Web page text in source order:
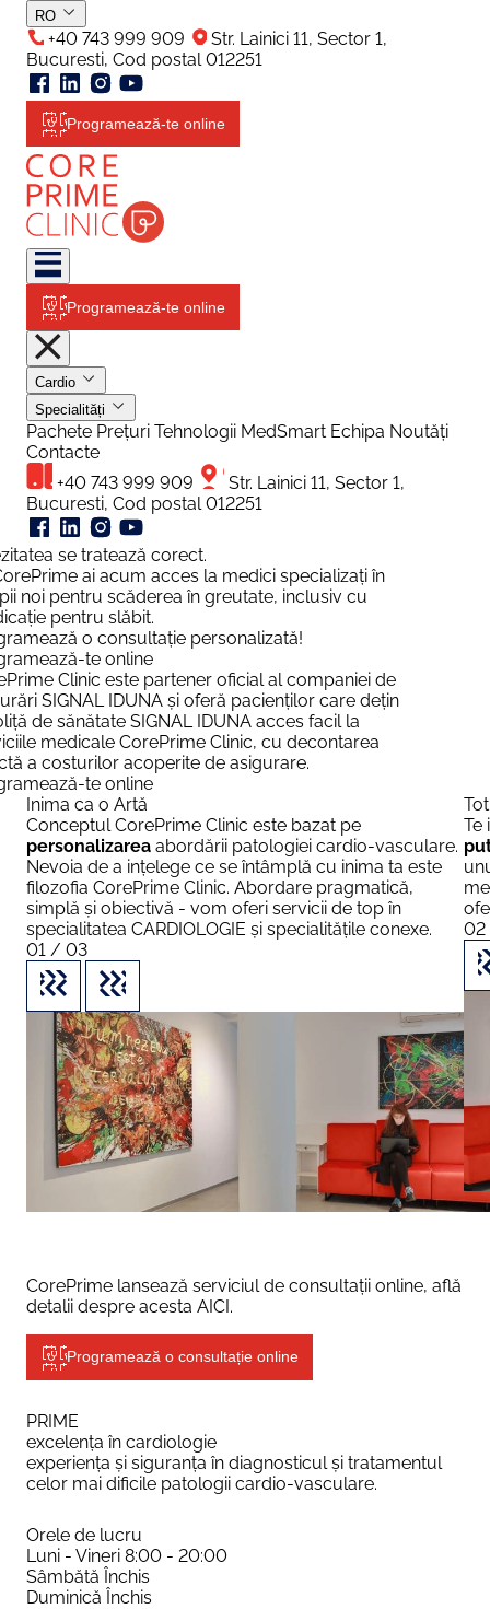
RO
+40 743 999 909
Str. Lainici 11, Sector 1,
Bucuresti, Cod postal 012251
Programează-te online
Programează-te online
Cardio
Specialități
Pachete Prețuri Tehnologii MedSmart Echipa Noutăți
Contacte
+40 743 999 909
Str. Lainici 11, Sector 1,
Bucuresti, Cod postal 012251
se tratează corect.
ai acum acces la medici specializați în
noi pentru scăderea în greutate, inclusiv cu
pentru slăbit.
o consultație personalizată!
te online
Clinic este partener oficial al companiei de
SIGNAL IDUNA și oferă pacienților care dețin
de sănătate SIGNAL IDUNA acces facil la
medicale CorePrime Clinic, cu decontarea
a costurilor acoperite de asigurare.
te online
Inima ca o Artă
Conceptul CorePrime Clinic este bazat pe
personalizarea abordării patologiei cardio-vasculare.
Nevoia de a ințelege ce se întâmplă cu inima ta este
filozofia CorePrime Clinic. Abordare pragmatică,
simplă și obiectivă - vom oferi servicii de top în
specialitatea CARDIOLOGIE și specialitățile conexe.
01 / 03
Te
CorePrime lansează serviciul de consultații online, află
detalii despre acesta AICI.
Programează o consultație online
PRIME
excelența în cardiologie
experiența și siguranța în diagnosticul și tratamentul
celor mai dificile patologii cardio-vasculare.
Orele de lucru
Luni - Vineri 8:00 - 20:00
Sâmbătă Închis
Duminică Închis